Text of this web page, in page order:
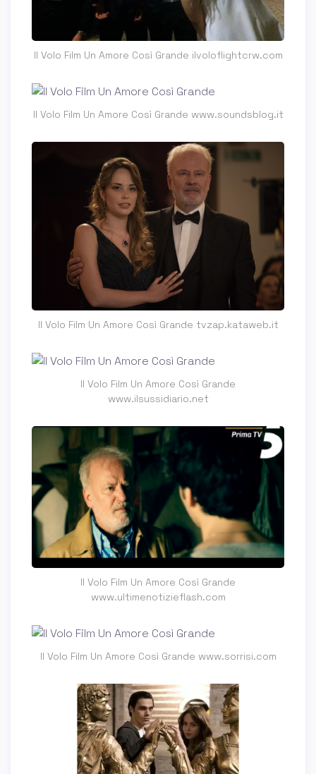
Il Volo Film Un Amore Così Grande ilvoloflightcrw.com
Il Volo Film Un Amore Così Grande www.soundsblog.it
Il Volo Film Un Amore Così Grande tvzap.kataweb.it
Il Volo Film Un Amore Così Grande
www.ilsussidiario.net
Il Volo Film Un Amore Così Grande
www.ultimenotizieflash.com
Il Volo Film Un Amore Così Grande www.sorrisi.com